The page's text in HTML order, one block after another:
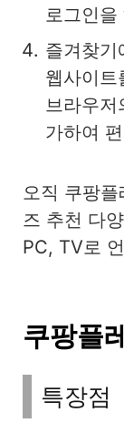
로그인을
즐겨찾
웹사이트
브라우저
가하여
오직 쿠팡
즈 추천 다
PC, TV로
쿠팡플
특장점